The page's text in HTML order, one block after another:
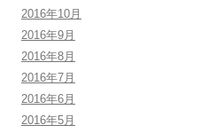
2016年10月
2016年9月
2016年8月
2016年7月
2016年6月
2016年5月